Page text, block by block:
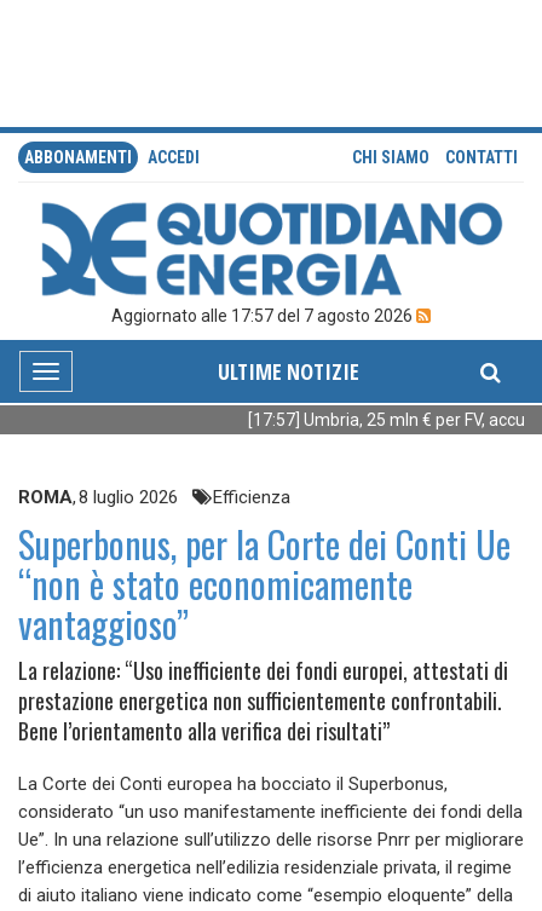
ABBONAMENTI ACCEDI CHI SIAMO CONTATTI
Aggiornato alle 17:57 del 7 agosto 2026
Toggle
navigation
ULTIME NOTIZIE
[17:57] Umbria, 25 mln € per FV,
ROMA,8 luglio 2026 Efficienza
Superbonus, per la Corte dei Conti Ue
“non è stato economicamente
vantaggioso”
La relazione: “Uso inefficiente dei fondi europei, attestati di
prestazione energetica non sufficientemente confrontabili.
Bene l’orientamento alla verifica dei risultati”
La Corte dei Conti europea ha bocciato il Superbonus,
considerato “un uso manifestamente inefficiente dei fondi della
Ue”. In una relazione sull’utilizzo delle risorse Pnrr per migliorare
l’efficienza energetica nell’edilizia residenziale privata, il regime
di aiuto italiano viene indicato come “esempio eloquente” della